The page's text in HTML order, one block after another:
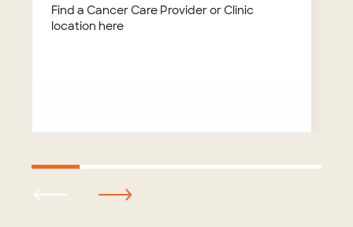
Find a Cancer Care Provider or Clinic
location here